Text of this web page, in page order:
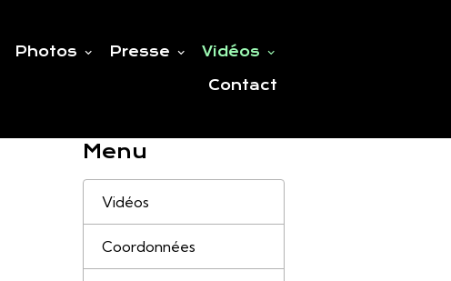
Photos Presse Vidéos
Contact
Menu
Vidéos
Coordonnées